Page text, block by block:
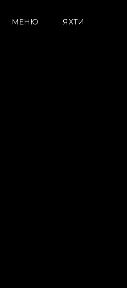
МЕНЮ ЯХТИ